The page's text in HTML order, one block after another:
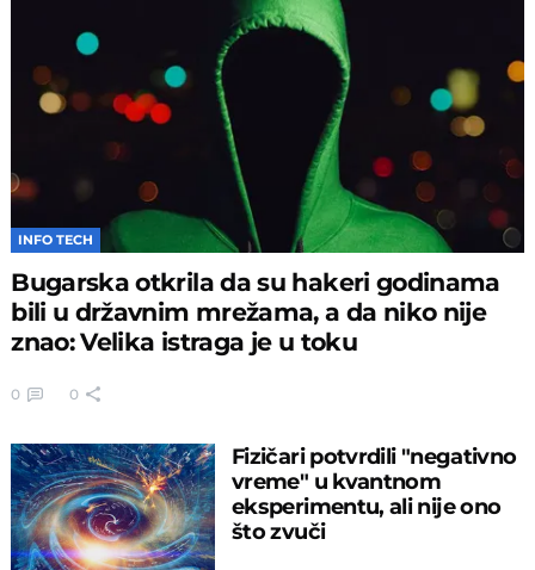
INFO TECH
Bugarska otkrila da su hakeri godinama
bili u državnim mrežama, a da niko nije
znao: Velika istraga je u toku
0 0
Fizičari potvrdili "negativno
vreme" u kvantnom
eksperimentu, ali nije ono
što zvuči